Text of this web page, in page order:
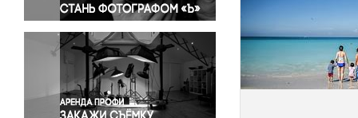
Религия
Светская жизнь
Спорт
Экология
Экономика и бизнес